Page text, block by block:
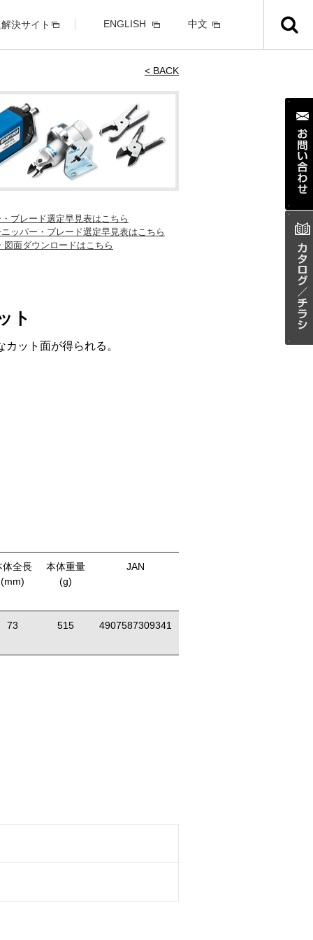
決サイト ENGLISH 中文
< BACK
ブレード選定早見表はこちら
ッパー・ブレード選定早見表はこちら
面ダウンロードはこちら
ト
ット面が得られる。
体全長
(mm)
本体重量
(g)
JAN
73 515 4907587309341